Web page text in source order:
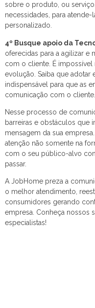
sobre o produto, ou
necessidades, para
personalizado.
4º Busque apoio da
oferecidas para a agilizar e
com o cliente. É impossível
evolução. Saiba que
indispensável para que as
comunicação com o cliente.
Nesse processo de
barreiras e obstáculos que
mensagem da sua
atenção não somente na
com o seu público-alvo
passar.
A JobHome preza a
o melhor atendimento,
consumidores gerando
empresa. Conheça nossos
especialistas!